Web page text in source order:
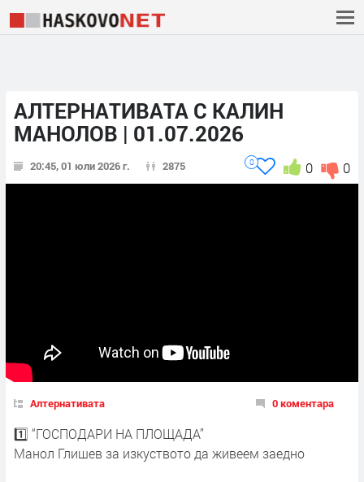
АЛТЕРНАТИВАТА С КАЛИН
МАНОЛОВ | 01.07.2026
20:45, 01 юли 2026 г. 2875 0
0
0
Алтернативата 0 коментара
1️⃣ “ГОСПОДАРИ НА ПЛОЩАДА”
Манол Глишев за изкуството да живеем заедно